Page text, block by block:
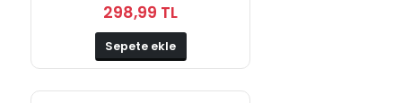
298,99 TL
Sepete ekle